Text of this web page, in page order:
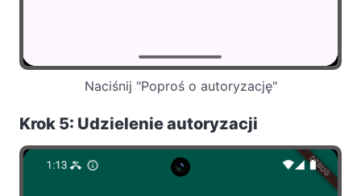
Naciśnij "Poproś o autoryzację"
Krok 5: Udzielenie autoryzacji